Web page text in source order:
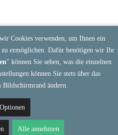
Cookies verwenden, um Ihnen ein
zu ermöglichen. Dafür benötigen wir Ihr
" können Sie sehen, was die einzelnen
können Sie stets über das
Bildschirmrand ändern.
Optionen
Alle annehmen